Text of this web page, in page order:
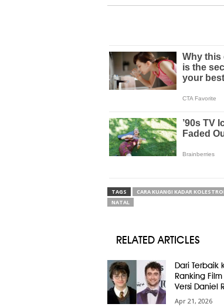
TAGS CARA KUANGI KADAR
NATAL
RELATED ARTICLES
Dari Terbaik
Ranking
Versi Daniel
Apr 21, 2026